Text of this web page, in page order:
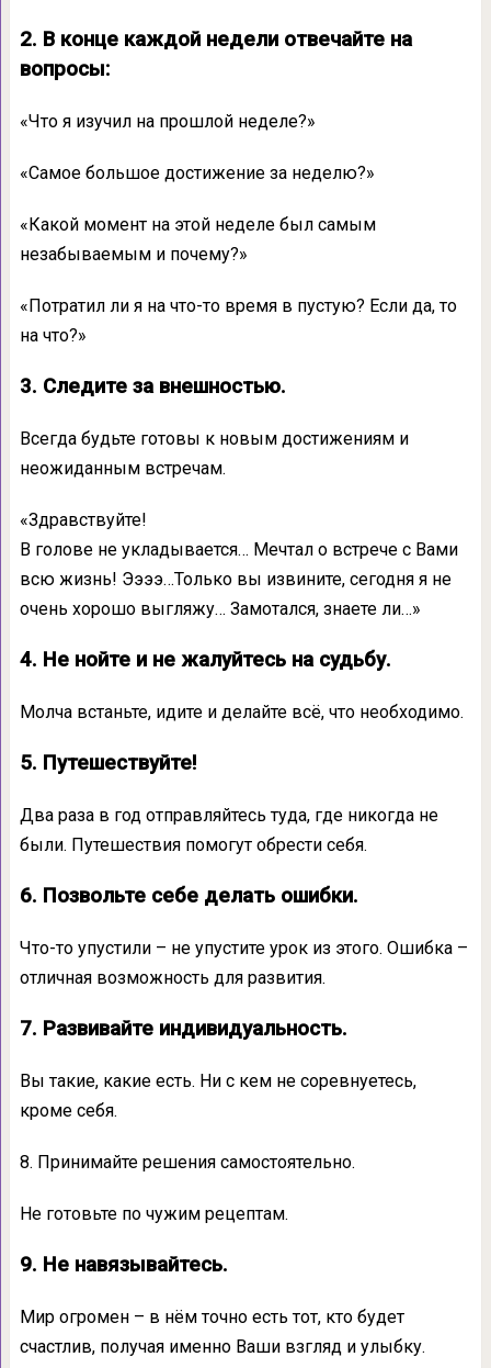
2. В конце каждой недели отвечайте на
вопросы:
«Что я изучил на прошлой неделе?»
«Самое большое достижение за неделю?»
«Какой момент на этой неделе был самым
незабываемым и почему?»
«Потратил ли я на что-то время в пустую? Если да, то
на что?»
3. Следите за внешностью.
Всегда будьте готовы к новым достижениям и
неожиданным встречам.
«Здравствуйте!
В голове не укладывается… Мечтал о встрече с Вами
всю жизнь! Ээээ…Только вы извините, сегодня я не
очень хорошо выгляжу… Замотался, знаете ли…»
4. Не нойте и не жалуйтесь на судьбу.
Молча встаньте, идите и делайте всё, что необходимо.
5. Путешествуйте!
Два раза в год отправляйтесь туда, где никогда не
были. Путешествия помогут обрести себя.
6. Позвольте себе делать ошибки.
Что-то упустили – не упустите урок из этого. Ошибка –
отличная возможность для развития.
7. Развивайте индивидуальность.
Вы такие, какие есть. Ни с кем не соревнуетесь,
кроме себя.
8. Принимайте решения самостоятельно.
Не готовьте по чужим рецептам.
9. Не навязывайтесь.
Мир огромен – в нём точно есть тот, кто будет
счастлив, получая именно Ваши взгляд и улыбку.